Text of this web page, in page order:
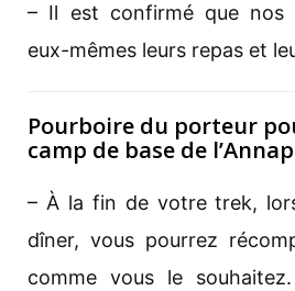
– Il est confirmé que nos
eux-mêmes leurs repas et
Pourboire du porteur
camp de base de
– À la fin de votre trek,
dîner, vous pourrez
comme vous le